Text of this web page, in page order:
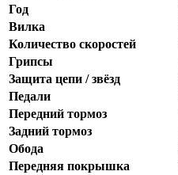
Год
Вилка
Количество скоростей
Грипсы
Защита цепи / звёзд
Педали
Передний тормоз
Задний тормоз
Обода
Передняя покрышка